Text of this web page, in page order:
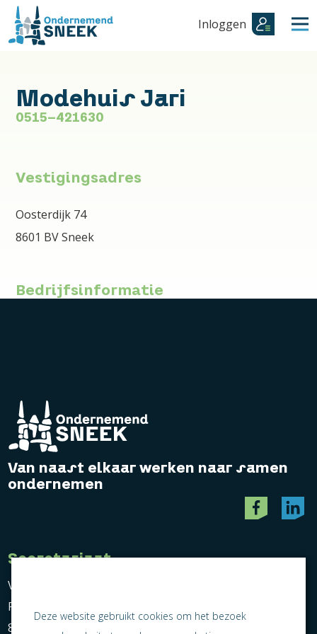
Inloggen
Modehuis Jari
0515-421630
Vestigingsadres
Oosterdijk 74
8601 BV Sneek
Bedrijfsinformatie
Van naast elkaar werken naar samen
ondernemen
Secretariaat
Vereniging Ondernemend Sneek
Postbus 464
8600 AL Sneek
Deze website gebruikt cookies om het bezoek